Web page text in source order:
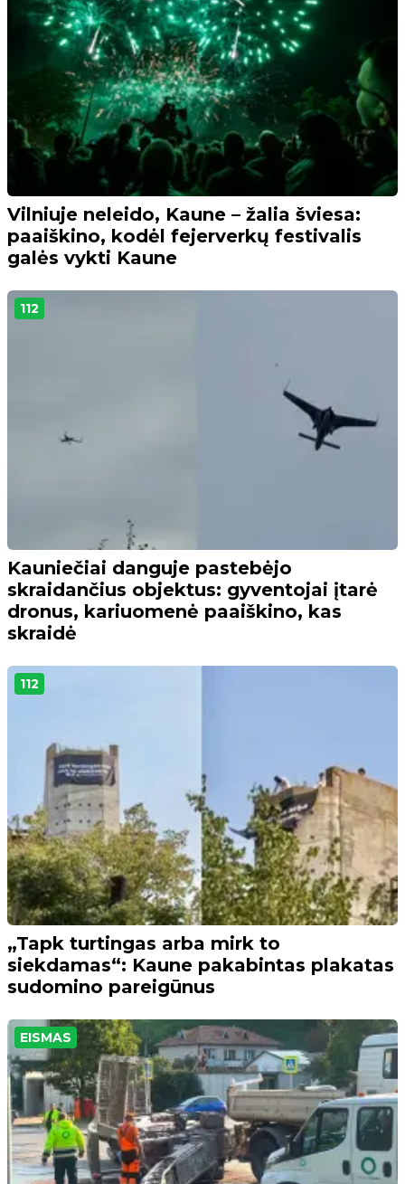
Vilniuje neleido, Kaune – žalia šviesa:
paaiškino, kodėl fejerverkų festivalis
galės vykti Kaune
112
Kauniečiai danguje pastebėjo
skraidančius objektus: gyventojai įtarė
dronus, kariuomenė paaiškino, kas
skraidė
112
„Tapk turtingas arba mirk to
siekdamas“: Kaune pakabintas plakatas
sudomino pareigūnus
EISMAS